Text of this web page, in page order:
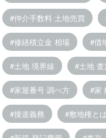
仲介手数料 土地売買
修繕積立金 相場 借
土地 境界線 土地 査
家屋番号 調べ方 家
接道義務 敷地権とは